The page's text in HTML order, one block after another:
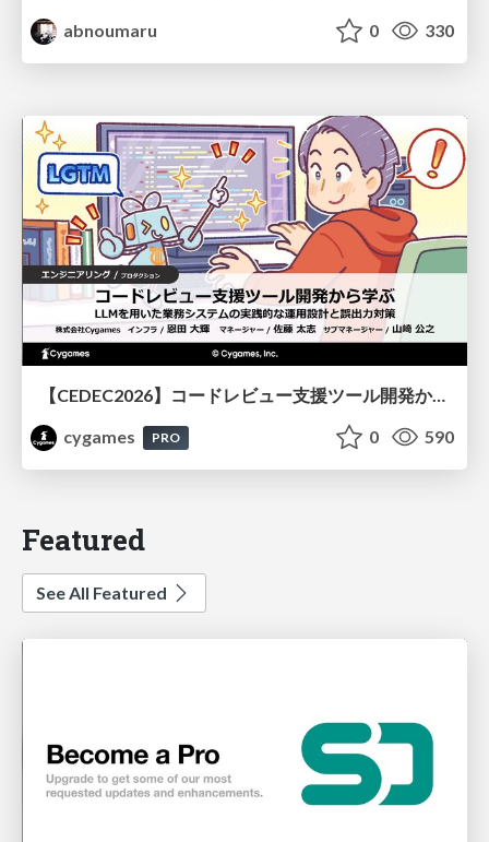
abnoumaru
0 330
【CEDEC2026】コードレビュー支援ツール開発から学ぶ：LLMを用いた業務システムの実践的な運用設計と誤出力対策
cygames
PRO 0 590
Featured
See All Featured